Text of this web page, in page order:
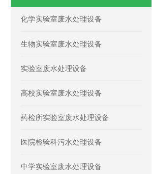
化学实验室废水处理设备
生物实验室废水处理设备
实验室废水处理设备
高校实验室废水处理设备
药检所实验室废水处理设备
医院检验科污水处理设备
中学实验室废水处理设备